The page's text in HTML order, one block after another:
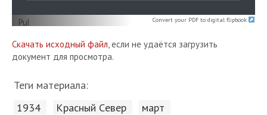
Convert your PDF to digital flipbook
Скачать исходный файл, если не удаётся загрузить
документ для просмотра.
Теги материала:
1934 Красный Cевер март